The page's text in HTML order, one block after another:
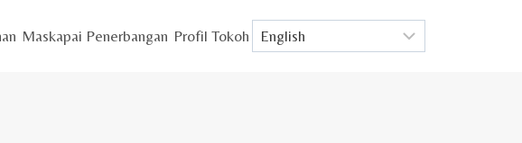
Maskapai Penerbangan Profil Tokoh